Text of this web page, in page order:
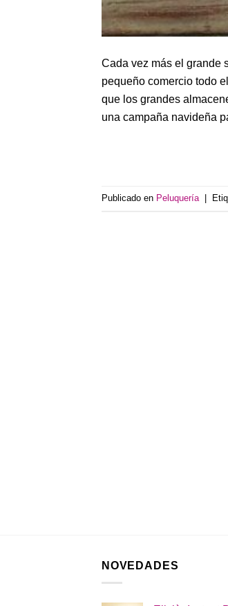
Cada vez más el grande
pequeño comercio todo
que los grandes
una campaña navideña
Publicado en Peluquería
NOVEDADES